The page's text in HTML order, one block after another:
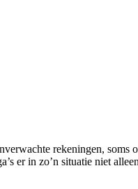
rekeningen,
er in zo’n situatie niet